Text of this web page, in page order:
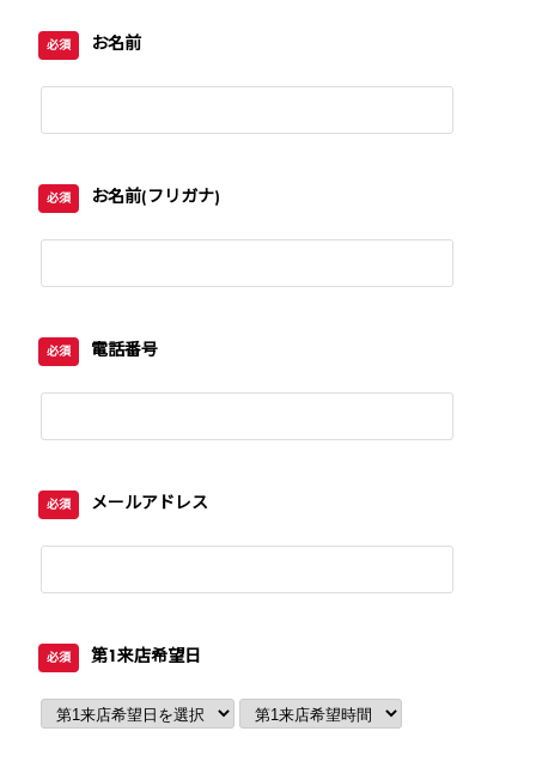
必須 お名前
必須 お名前(フリガナ)
必須 電話番号
必須 メールアドレス
必須 第1来店希望日